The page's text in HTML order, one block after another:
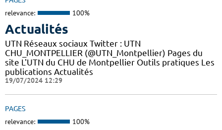
relevance: 100%
Actualités
UTN Réseaux sociaux Twitter : UTN
CHU_MONTPELLIER (@UTN_Montpellier) Pages du
site L'UTN du CHU de Montpellier Outils pratiques Les
publications Actualités
19/07/2024 12:29
PAGES
relevance: 100%